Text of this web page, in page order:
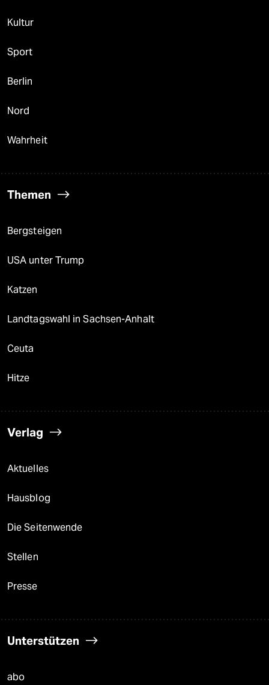
Kultur
Sport
Berlin
Nord
Wahrheit
Themen
Bergsteigen
USA unter Trump
Katzen
Landtagswahl in Sachsen-Anhalt
Ceuta
Hitze
Verlag
Aktuelles
Hausblog
Die Seitenwende
Stellen
Presse
Unterstützen
abo